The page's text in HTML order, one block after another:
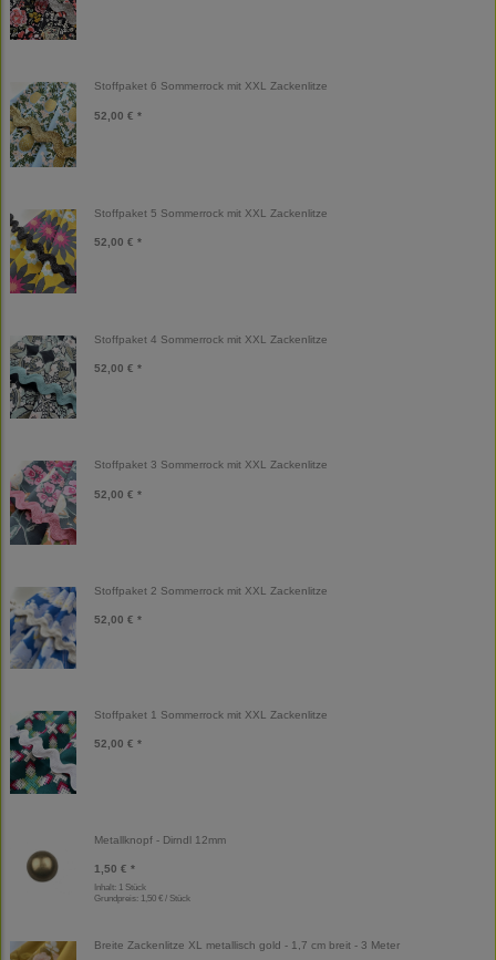
Stoffpaket 6 Sommerrock mit XXL Zackenlitze
52,00 € *
Stoffpaket 5 Sommerrock mit XXL Zackenlitze
52,00 € *
Stoffpaket 4 Sommerrock mit XXL Zackenlitze
52,00 € *
Stoffpaket 3 Sommerrock mit XXL Zackenlitze
52,00 € *
Stoffpaket 2 Sommerrock mit XXL Zackenlitze
52,00 € *
Stoffpaket 1 Sommerrock mit XXL Zackenlitze
52,00 € *
Metallknopf - Dirndl 12mm
1,50 € *
Inhalt: 1 Stück
Grundpreis: 1,50 € / Stück
Breite Zackenlitze XL metallisch gold - 1,7 cm breit - 3 Meter